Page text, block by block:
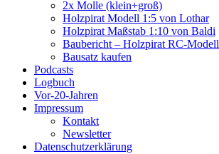
2x Molle (klein+groß)
Holzpirat Modell 1:5 von Lothar
Holzpirat Maßstab 1:10 von Baldi
Baubericht – Holzpirat RC-Modell
Bausatz kaufen
Podcasts
Logbuch
Vor-20-Jahren
Impressum
Kontakt
Newsletter
Datenschutzerklärung